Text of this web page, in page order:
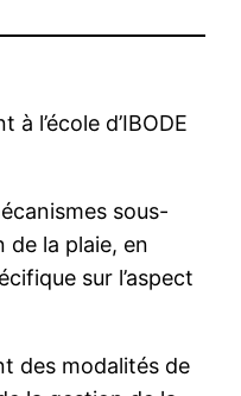
l’école d’IBODE
sous-
de la plaie, en
sur l’aspect
des modalités de